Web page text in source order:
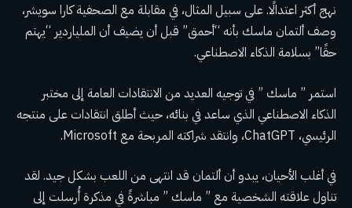
نهج أكثر اعتدالًا. على سبيل المثال، في مقابلة مع الصحفية كارا سويشر،
وصف ألتمان ماسك بأنه “أحمق” قبل أن يضيف أن الملياردير “يهتم
حقًا” بسلامة الذكاء الاصطناعي.
استمر ” ماسك ” في توجيه العديد من الانتقادات العامة إلى مختبر
الذكاء الاصطناعي الذي ساعد في بنائه، حيث أطلق انتقادات على منتجه
الرئيسي، ChatGPT، وانتقد شراكته المربحة مع Microsoft.
في أغلب الأحيان، يبدو أن ألتمان قد انتهى من اللعب بشكل جيد. لقد
تناول علاقته الشخصية مع ” ماسك ” مباشرةً في مذكرة أُرسلت إلى